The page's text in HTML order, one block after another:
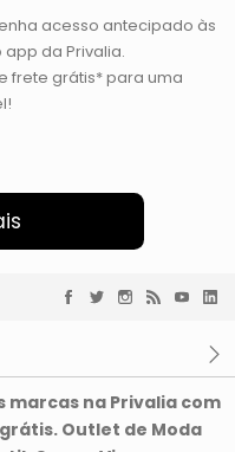
acesso antecipado às
da Privalia.
frete grátis* para uma
na Privalia com
Outlet de Moda